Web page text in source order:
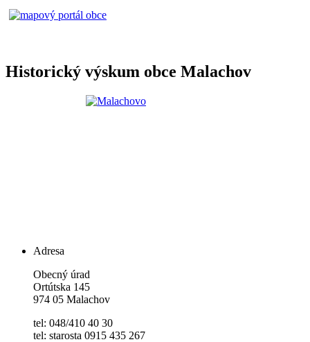
Historický výskum obce Malachov
Adresa
Obecný úrad
Ortútska 145
974 05 Malachov
tel: 048/410 40 30
tel: starosta 0915 435 267